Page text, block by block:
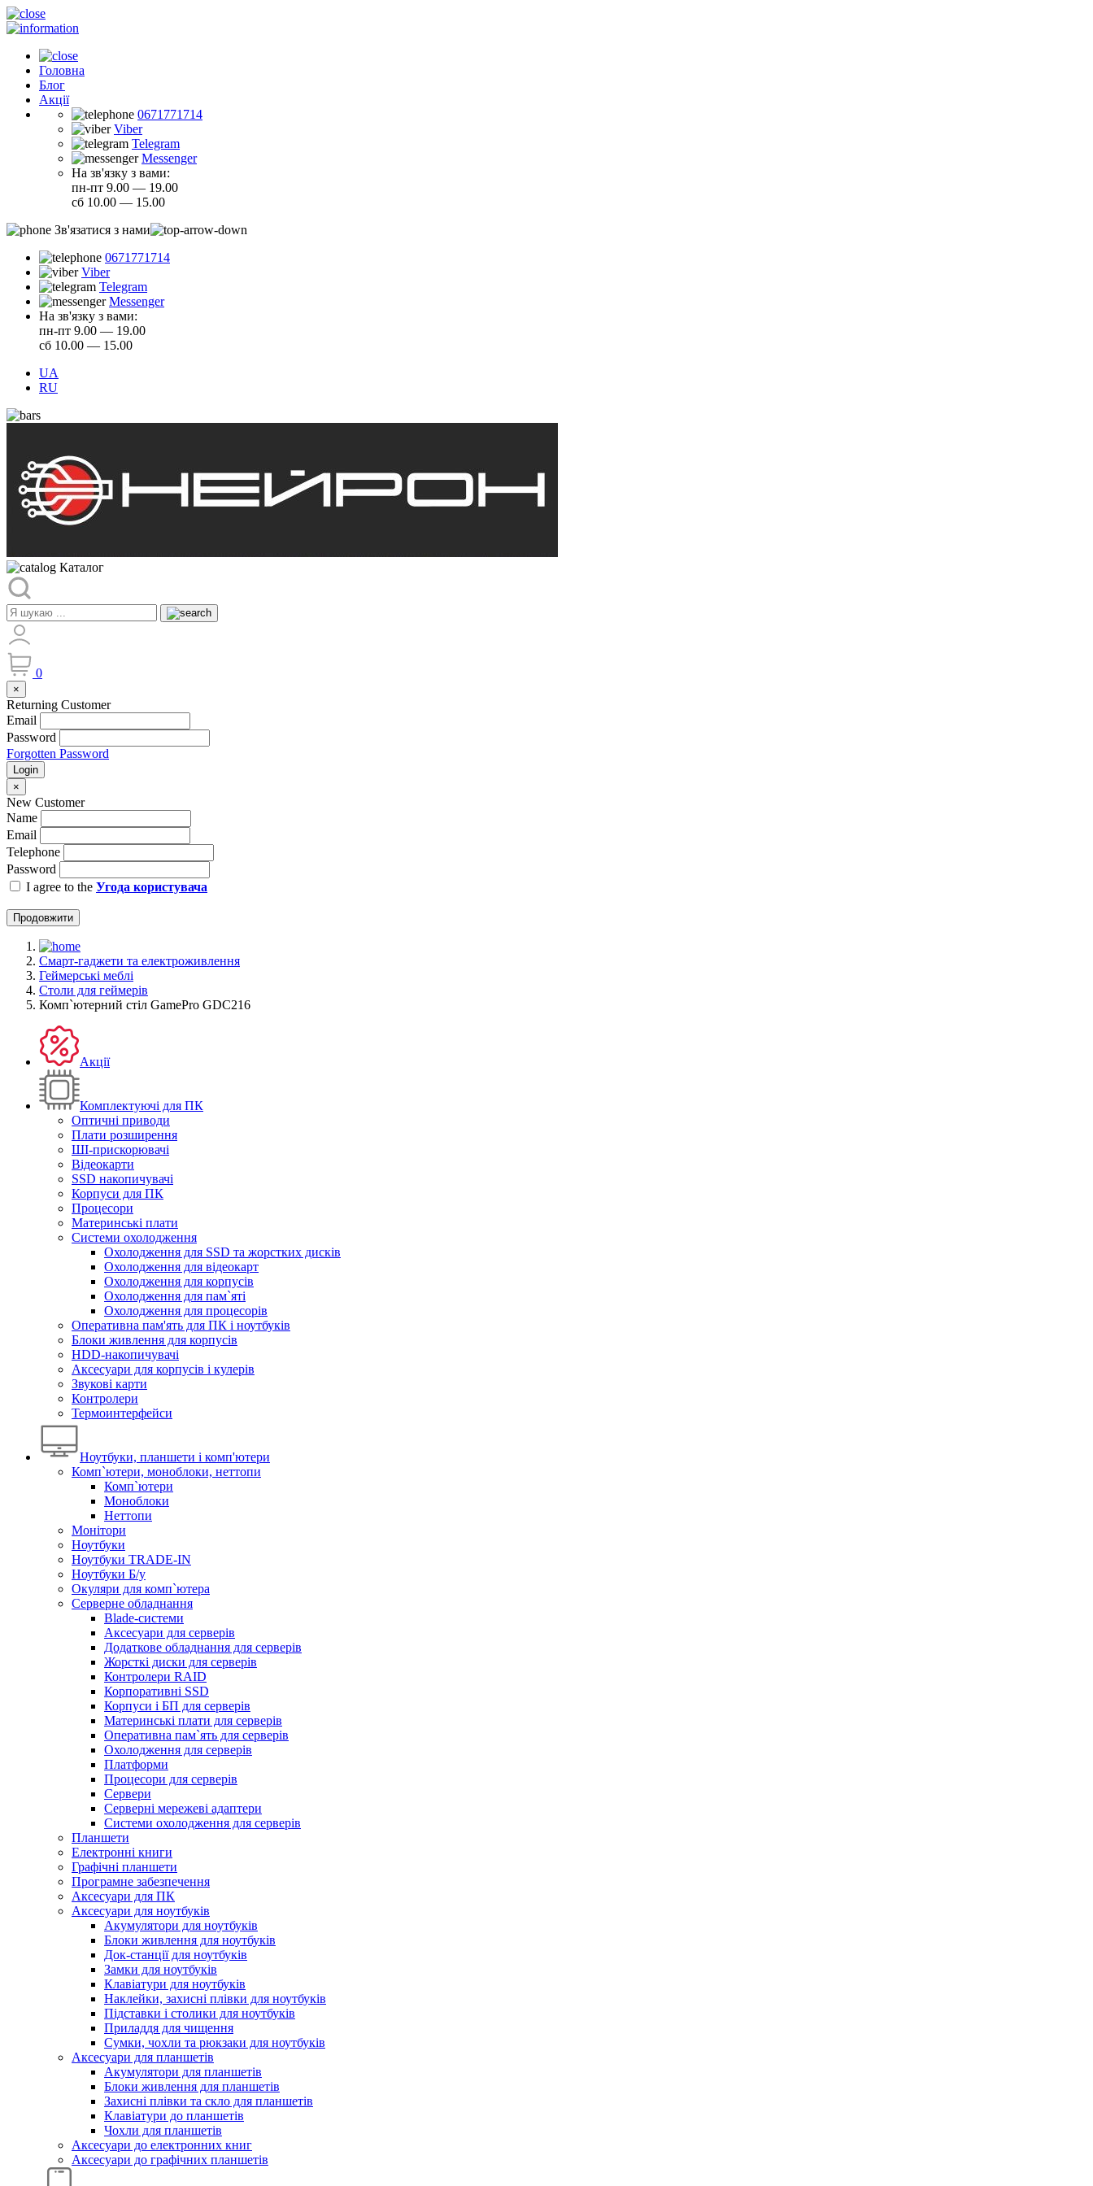
Головна
Блог
Акції
0671771714
Viber
Telegram
Messenger
На зв'язку з вами:
пн-пт 9.00 — 19.00
сб 10.00 — 15.00
Зв'язатися з нами
0671771714
Viber
Telegram
Messenger
На зв'язку з вами:
пн-пт 9.00 — 19.00
сб 10.00 — 15.00
UA
RU
Каталог
0
×
Returning Customer
Email
Password
Forgotten Password
Login
×
New Customer
Name
Email
Telephone
Password
I agree to the Угода користувача
Продовжити
Смарт-гаджети та електроживлення
Геймерські меблі
Столи для геймерів
Комп`ютерний стіл GamePro GDC216
Акції
Комплектуючі для ПК
Оптичні приводи
Плати розширення
ШІ-прискорювачі
Відеокарти
SSD накопичувачі
Корпуси для ПК
Процесори
Материнські плати
Системи охолодження
Охолодження для SSD та жорстких дисків
Охолодження для відеокарт
Охолодження для корпусів
Охолодження для пам`яті
Охолодження для процесорів
Оперативна пам'ять для ПК і ноутбуків
Блоки живлення для корпусів
HDD-накопичувачі
Аксесуари для корпусів і кулерів
Звукові карти
Контролери
Термоинтерфейси
Ноутбуки, планшети і комп'ютери
Комп`ютери, моноблоки, неттопи
Комп`ютери
Моноблоки
Неттопи
Монітори
Ноутбуки
Ноутбуки TRADE-IN
Ноутбуки Б/у
Окуляри для комп`ютера
Серверне обладнання
Blade-системи
Аксесуари для серверів
Додаткове обладнання для серверів
Жорсткі диски для серверів
Контролери RAID
Корпоративні SSD
Корпуси і БП для серверів
Материнські плати для серверів
Оперативна пам`ять для серверів
Охолодження для серверів
Платформи
Процесори для серверів
Сервери
Серверні мережеві адаптери
Системи охолодження для серверів
Планшети
Електронні книги
Графічні планшети
Програмне забезпечення
Аксесуари для ПК
Аксесуари для ноутбуків
Акумулятори для ноутбуків
Блоки живлення для ноутбуків
Док-станції для ноутбуків
Замки для ноутбуків
Клавіатури для ноутбуків
Наклейки, захисні плівки для ноутбуків
Підставки і столики для ноутбуків
Приладдя для чищення
Сумки, чохли та рюкзаки для ноутбуків
Аксесуари для планшетів
Акумулятори для планшетів
Блоки живлення для планшетів
Захисні плівки та скло для планшетів
Клавіатури до планшетів
Чохли для планшетів
Аксесуари до електронних книг
Аксесуари дo графічних планшетів